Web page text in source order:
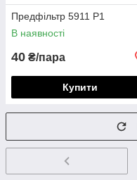
Предфільтр 5911 Р1
В наявності
40 ₴/пара
Купити